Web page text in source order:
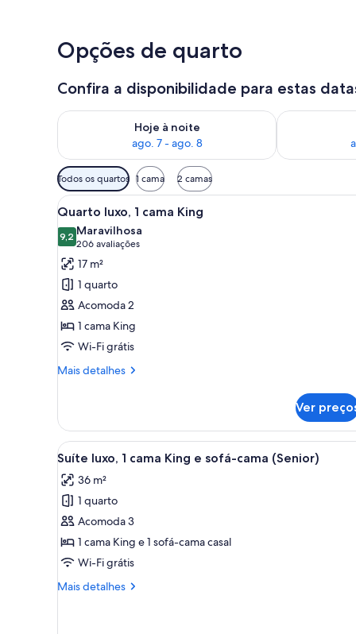
Opções de quarto
Confira a disponibilidade para estas
Hoje à noite
ago. 7 - ago. 8
Verifica a disponibilidade para esta noite, ago. 7 -
Verifica a
Filtros
disponíveis
para
os
quartos
Todos os quartos 1 cama 2 camas
Carrega
todas
as
fotos
de
Quarto
luxo,
1
cama
King
Quarto de hotel moderno
6
Quarto luxo, 1 cama King
9,29,2 de 10
Maravilhosa
206 avaliações
(206
avaliações)
17 m²
1 quarto
Acomoda 2
1 cama King
Wi-Fi grátis
Mais detalhes
Mais
luxo,
cama
Ver
Carrega
todas
as
fotos
de
Suíte
luxo,
cama
Quarto de hotel com uma
9
Suíte luxo, 1 cama King e sofá-cama (Senior)
36 m²
1 quarto
Acomoda 3
1 cama King e 1 sofá-cama casal
Wi-Fi grátis
Mais detalhes
Mais